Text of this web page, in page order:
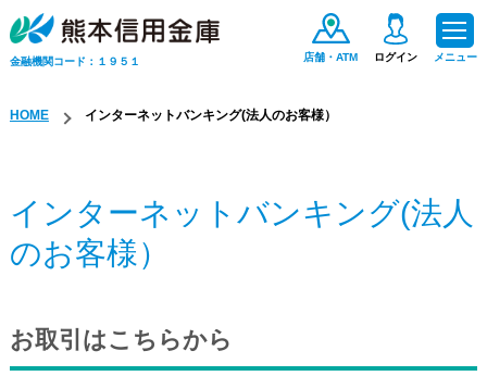
金融機関コード：１９５１ 店舗・ATM ログイン メニュー
お金をかりる
手数料一覧
HOME インターネットバンキング(法人のお客様）
インターネットバンキング(法人
のお客様）
お取引はこちらから